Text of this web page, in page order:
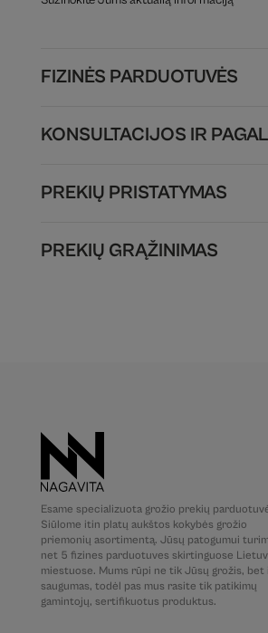
FIZINĖS PARDUOTUVĖS
KONSULTACIJOS IR
PREKIŲ PRISTATYMAS
PREKIŲ GRĄŽINIMAS
Esame specializuota grožio prekių
Siūlome itin platų aukštos kokybės grožio
priemonių asortimentą. Jūsų patogumui
net 5 fizines parduotuves skirtinguose
miestuose. Mums rūpi ne tik Jūsų grožis, bet
saugumas, todėl pas mus rasite tik patikimų
gamintojų, sertifikuotus produktus.